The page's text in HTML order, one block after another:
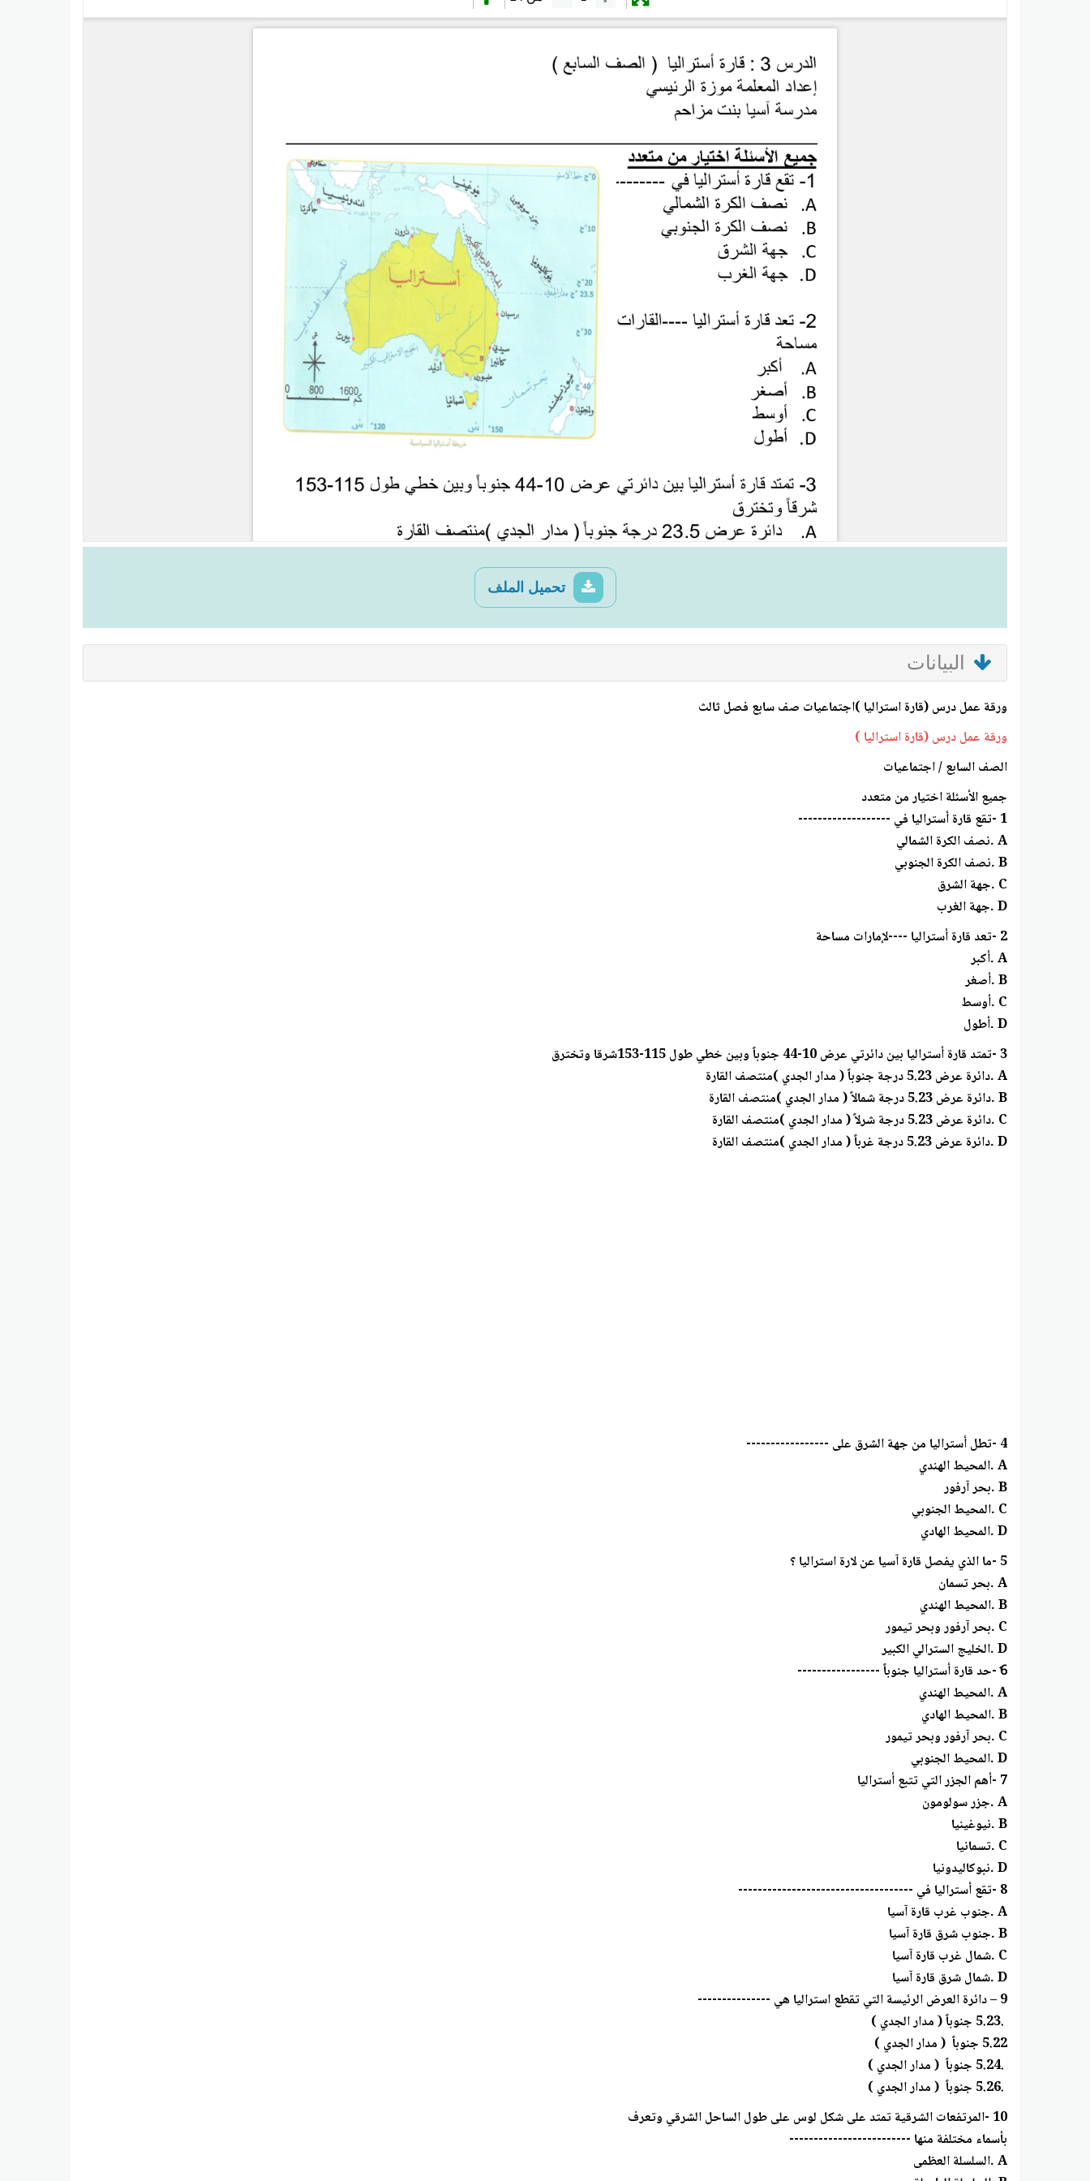
تحميل الملف
البيانات
ورقة عمل درس (قارة استراليا )اجتماعيات صف سابع فصل ثالث
ورقة عمل درس (قارة استراليا )
الصف السابع / اجتماعيات
جميع الأسئلة اختيار من متعدد
1 -تقع قارة أستراليا في -------------------
A .نصف الكرة الشمالي
B .نصف الكرة الجنوبي
C .جهة الشرق
D .جهة الغرب
2 -تعد قارة أستراليا ----لإمارات مساحة
A .أكبر
B .أصغر
C .أوسط
D .أطول
3 -تمتد قارة أستراليا بين دائرتي عرض 10-44 جنوباً وبين خطي طول 115-153شرقا وتخترق
A .دائرة عرض 5.23 درجة جنوباً ( مدار الجدي )منتصف القارة
B .دائرة عرض 5.23 درجة شمالاً ( مدار الجدي )منتصف القارة
C .دائرة عرض 5.23 درجة شرلاً ( مدار الجدي )منتصف القارة
D .دائرة عرض 5.23 درجة غرباً ( مدار الجدي )منتصف القارة
4 -تطل أستراليا من جهة الشرق على -----------------
A .المحيط الهندي
B .بحر آرفور
C .المحيط الجنوبي
D .المحيط الهادي
5 -ما الذي يفصل قارة آسيا عن لارة استراليا ؟
A .بحر تسمان
B .المحيط الهندي
C .بحر آرفور وبحر تيمور
D .الخليج السترالي الكبير
6ٌ -حد قارة أستراليا جنوباً -----------------
A .المحيط الهندي
B .المحيط الهادي
C .بحر آرفور وبحر تيمور
D .المحيط الجنوبي
7 -أهم الجزر التي تتبع أستراليا
A .جزر سولومون
B .نيوغينيا
C .تسمانيا
D .نبوكاليدونيا
8 -تقع أستراليا في ------------------------------------
A .جنوب غرب قارة آسيا
B .جنوب شرق قارة آسيا
C .شمال غرب قارة آسيا
D .شمال شرق قارة آسيا
9 – دائرة العرض الرئيسة التي تقطع استراليا هي ---------------
.5.23 جنوباً ( مدار الجدي )
5.22 جنوباً ( مدار الجدي )
.5.24 جنوباً ( مدار الجدي )
.5.26 جنوباً ( مدار الجدي )
10 -المرتفعات الشرقية تمتد على شكل لوس على طول الساحل الشرقي وتعرف
بأسماء مختلفة منها -------------------------
A .السلسلة العظمى